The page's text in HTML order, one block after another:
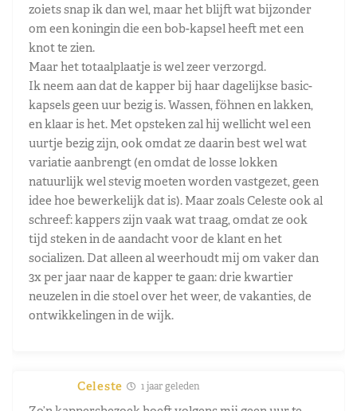
zoiets snap ik dan wel, maar het blijft wat bijzonder
om een koningin die een bob-kapsel heeft met een
knot te zien.
Maar het totaalplaatje is wel zeer verzorgd.
Ik neem aan dat de kapper bij haar dagelijkse basic-
kapsels geen uur bezig is. Wassen, föhnen en lakken,
en klaar is het. Met opsteken zal hij wellicht wel een
uurtje bezig zijn, ook omdat ze daarin best wel wat
variatie aanbrengt (en omdat de losse lokken
natuurlijk wel stevig moeten worden vastgezet, geen
idee hoe bewerkelijk dat is). Maar zoals Celeste ook al
schreef: kappers zijn vaak wat traag, omdat ze ook
tijd steken in de aandacht voor de klant en het
socializen. Dat alleen al weerhoudt mij om vaker dan
3x per jaar naar de kapper te gaan: drie kwartier
neuzelen in die stoel over het weer, de vakanties, de
ontwikkelingen in de wijk.
Celeste 1 jaar geleden